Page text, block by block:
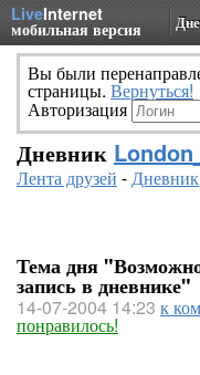
LiveInternet
мобильная версия
Вы были
страницы. Вернуться!
Авторизация
Дневник
Лента друзей -Дневник
Тема дня
запись в дневнике"
14-07-2004 14:23 к
понравилось!